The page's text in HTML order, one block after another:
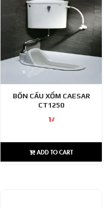
BỒN CẦU XỔM CAESAR
CT1250
1₫
ADD TO CART